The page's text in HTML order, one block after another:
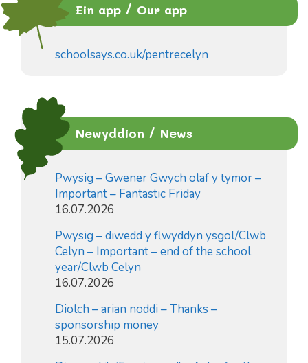
Ein app / Our app
schoolsays.co.uk/pentrecelyn
Newyddion / News
Pwysig – Gwener Gwych olaf y tymor –
Important – Fantastic Friday
16.07.2026
Pwysig – diwedd y flwyddyn ysgol/Clwb
Celyn – Important – end of the school
year/Clwb Celyn
16.07.2026
Diolch – arian noddi – Thanks –
sponsorship money
15.07.2026